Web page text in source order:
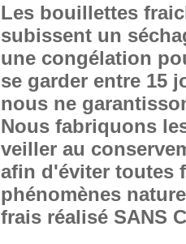
Les bouillettes
subissent un
une congélation
se garder entre 15
nous ne
Nous fabriquons
veiller au
afin d'éviter toutes
phénomènes
frais réalisé SANS